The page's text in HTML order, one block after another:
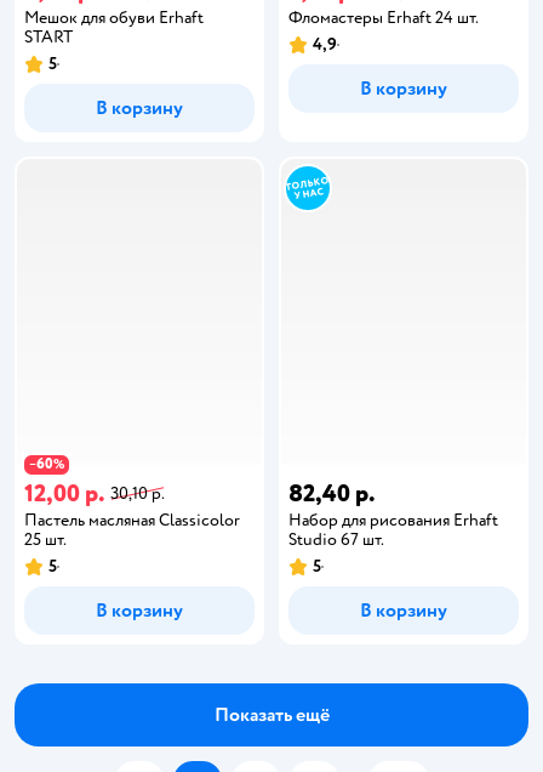
Мешок для обуви Erhaft
START
5
В корзину
Фломастеры Erhaft 24 шт.
4,9
В корзину
−60%
12,00 р. 30,10 р.
Пастель масляная Classicolor
25 шт.
5
В корзину
82,40 р.
Набор для рисования Erhaft
Studio 67 шт.
5
В корзину
Показать ещё